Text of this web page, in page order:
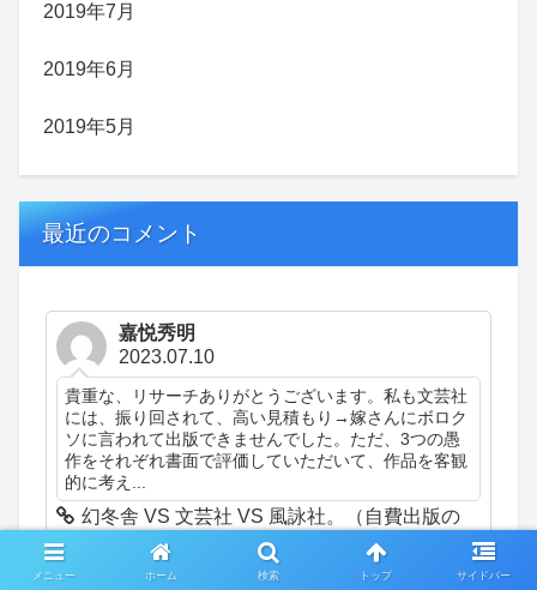
2019年7月
2019年6月
2019年5月
最近のコメント
嘉悦秀明
2023.07.10
貴重な、リサーチありがとうございます。私も文芸社
には、振り回されて、高い見積もり→嫁さんにボロク
ソに言われて出版できませんでした。ただ、3つの愚
作をそれぞれ書面で評価していただいて、作品を客観
的に考え...
幻冬舎 VS 文芸社 VS 風詠社。（自費出版の
話）（日記）
メニュー ホーム 検索 トップ サイドバー